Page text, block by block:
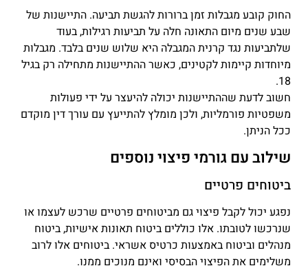
החוק קובע מגבלות זמן ברורות להגשת תביעה. התיישנות של
שבע שנים מיום התאונה חלה על תביעות רגילות, בעוד
שלתביעות נגד קרנית המגבלה היא שלוש שנים בלבד. מגבלות
מיוחדות קיימות לקטינים, כאשר ההתיישנות מתחילה רק בגיל
18.
חשוב לדעת שההתיישנות יכולה להיעצר על ידי פעולות
משפטיות פורמליות, ולכן מומלץ להתייעץ עם עורך דין מוקדם
ככל הניתן.
שילוב עם גורמי פיצוי נוספים
ביטוחים פרטיים
נפגע יכול לקבל פיצוי גם מביטוחים פרטיים שרכש לעצמו או
שנרכשו לטובתו. אלו כוללים ביטוח תאונות אישיות, ביטוח
מנהלים וביטוח באמצעות כרטיס אשראי. ביטוחים אלו לרוב
משלימים את הפיצוי הבסיסי ואינם מנוכים ממנו.